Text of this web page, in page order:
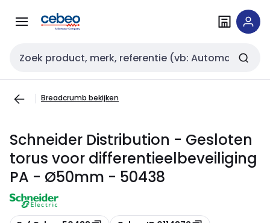
naar
naar
Zoekveld invoer
Breadcrumb bekijken
Schneider Distribution - Gesloten
torus voor differentieelbeveiliging
PA - Ø50mm - 50438